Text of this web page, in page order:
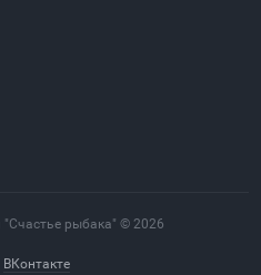
рыбака" © 2026
ВКонтакте